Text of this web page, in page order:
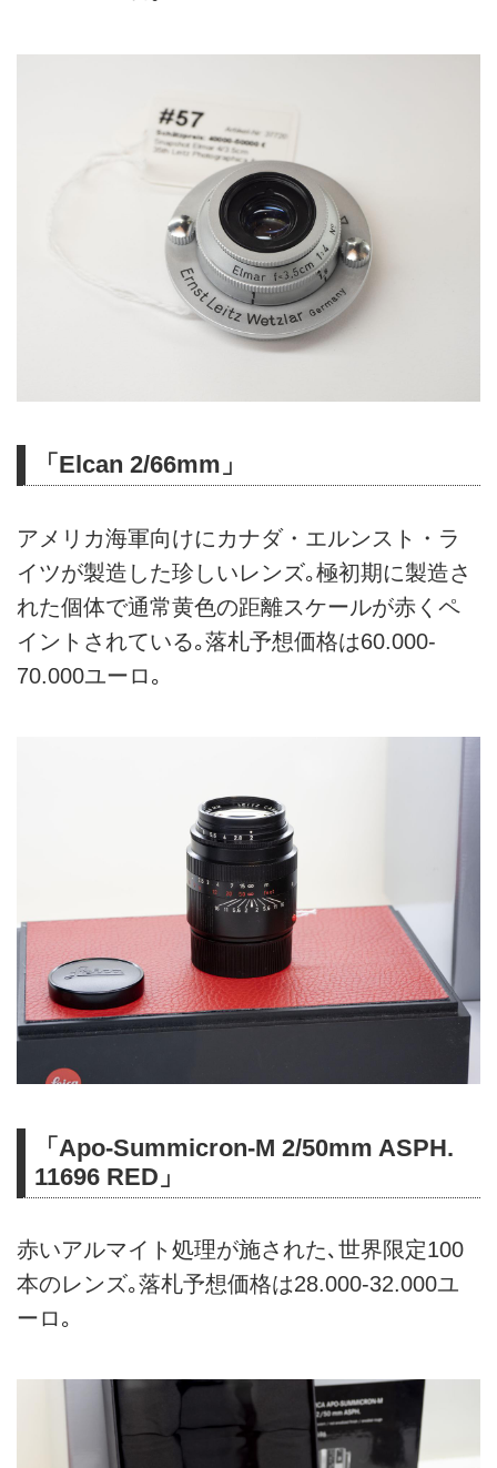
「Elcan 2/66mm」
アメリカ海軍向けにカナダ・エルンスト・ラ
イツが製造した珍しいレンズ｡極初期に製造さ
れた個体で通常黄色の距離スケールが赤くペ
イントされている｡落札予想価格は60.000-
70.000ユーロ｡
「Apo-Summicron-M 2/50mm ASPH.
11696 RED」
赤いアルマイト処理が施された､世界限定100
本のレンズ｡落札予想価格は28.000-32.000ユ
ーロ｡